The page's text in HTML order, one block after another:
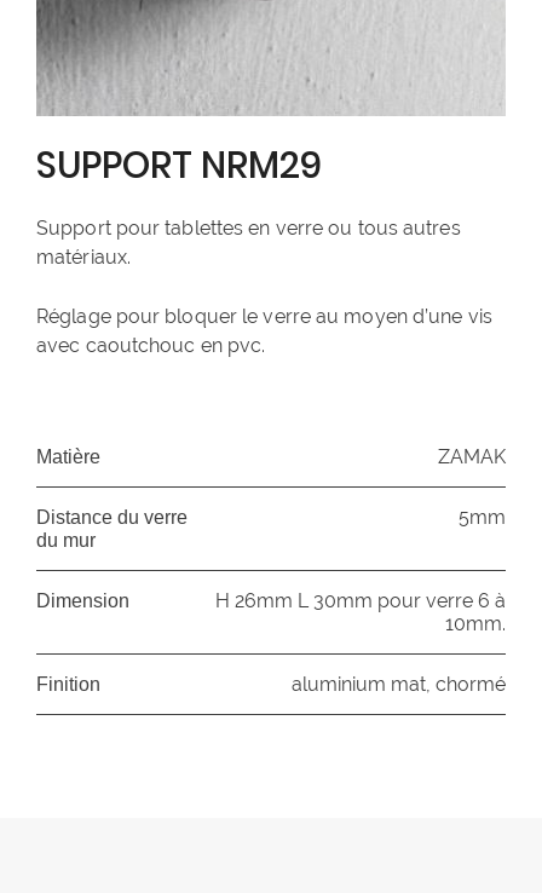
SUPPORT NRM29
Support pour tablettes en verre ou tous autres
matériaux.
Réglage pour bloquer le verre au moyen d’une vis
avec caoutchouc en pvc.
Matière ZAMAK
Distance du verre
du mur
5mm
Dimension
H 26mm L 30mm pour verre 6 à
10mm.
Finition aluminium mat, chormé